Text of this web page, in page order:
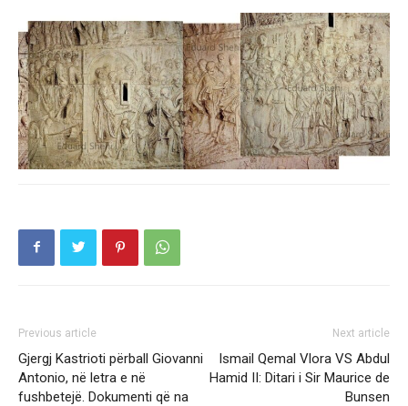
Previous article
Gjergj Kastrioti përball Giovanni
Antonio, në letra e në
fushbetejë. Dokumenti që na
Next article
Ismail Qemal Vlora VS Abdul
Hamid II: Ditari i Sir Maurice de
Bunsen